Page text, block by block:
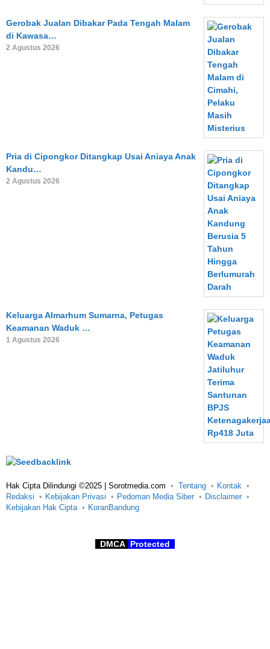
Gerobak Jualan Dibakar Pada Tengah Malam
di Kawasa…
2 Agustus 2026
Pria di Cipongkor Ditangkap Usai Aniaya Anak
Kandu…
2 Agustus 2026
Keluarga Almarhum Sumarna, Petugas
Keamanan Waduk …
1 Agustus 2026
Hak Cipta Dilindungi ©2025 | Sorotmedia.com Tentang
Kontak
Redaksi
Kebijakan Privasi Pedoman Media Siber
Disclaimer
Kebijakan Hak Cipta
KoranBandung
DMCA Protected